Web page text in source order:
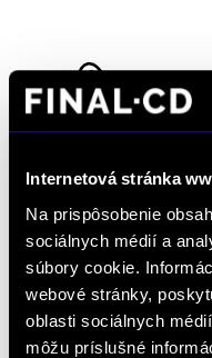
Internetová stránka
Na prispôsobenie
sociálnych médií a
súbory cookie.
webové stránky,
oblasti sociálnych
môžu príslušné
Dopyt